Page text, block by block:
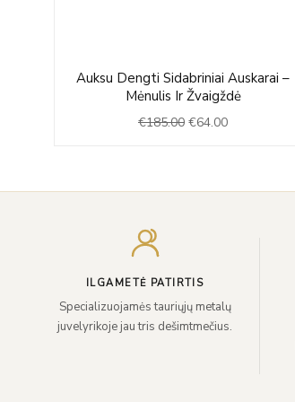
Auksu Dengti Sidabriniai Auskarai –
Mėnulis Ir Žvaigždė
€185.00
price
was:
€185.00.
€64.00
price
€64.00.
ILGAMETĖ PATIRTIS
Specializuojamės tauriųjų metalų
juvelyrikoje jau tris dešimtmečius.